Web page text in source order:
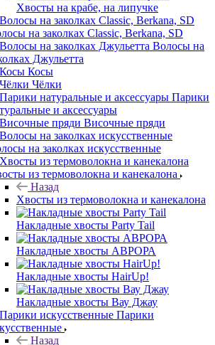
Хвосты на крабе, на липучке
на заколках Classic, Berkana, SD
Волосы на
Джульетта
Косы
Чёлки
Парики
и аксессуары
Височные пряди
на заколках искусственные
из термоволокна и канекалона
Назад
Хвосты из термоволокна и канекалона
Накладные хвосты Party Tail
Накладные хвосты АВРОРА
Накладные хвосты HairUp!
Накладные хвосты Вау Джау
Парики
Назад